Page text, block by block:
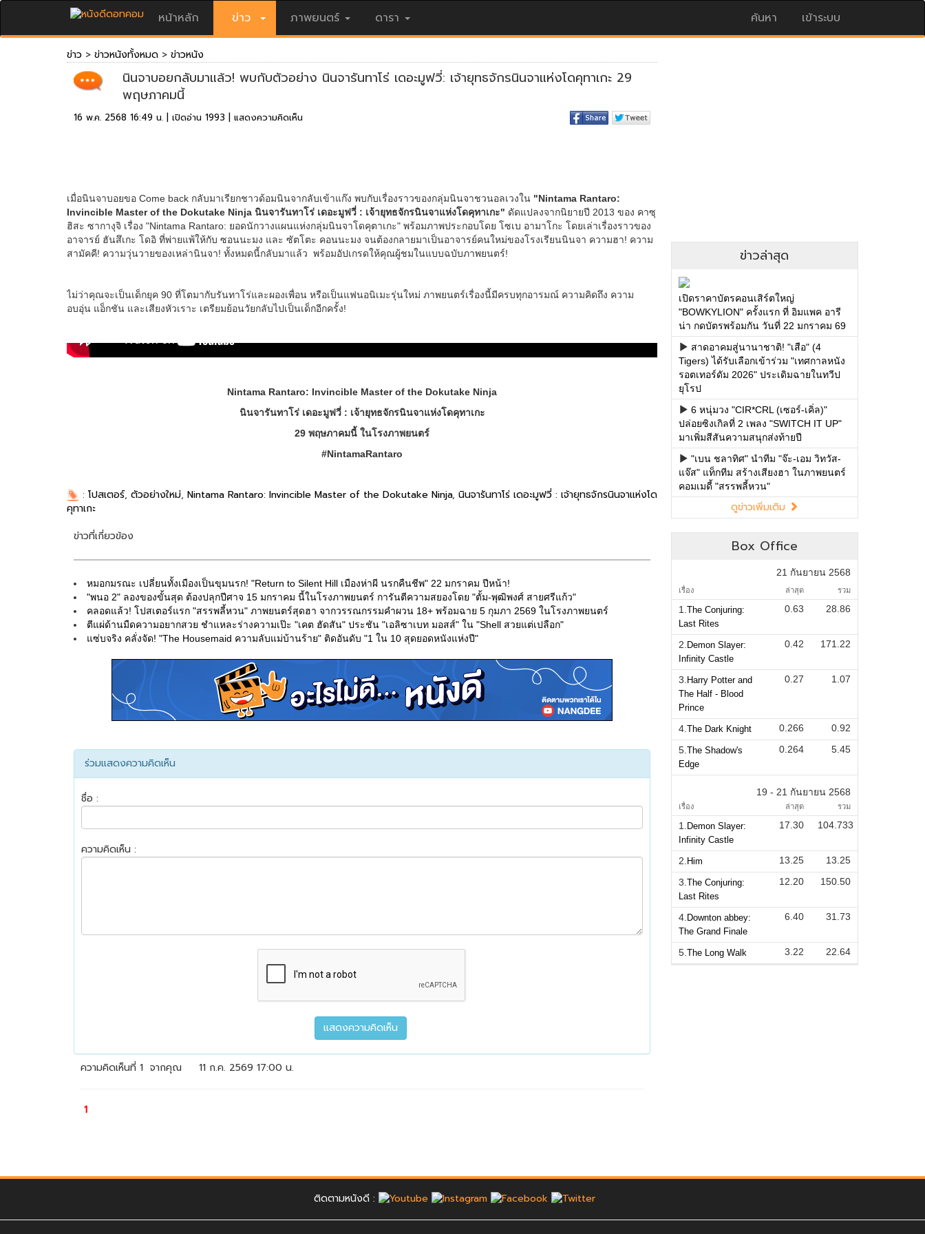
หน้าหลัก ข่าว ภาพยนตร์ ดารา ค้นหา เข้าระบบ
ข่าวล่าสุด
เปิดราคาบัตรคอนเสิร์ตใหญ่
"BOWKYLION" ครั้งแรก ที่ อิมแพค อารี
น่า กดบัตรพร้อมกัน วันที่ 22 มกราคม 69
สาดอาคมสู่นานาชาติ! "เสือ" (4
Tigers) ได้รับเลือกเข้าร่วม "เทศกาลหนัง
รอตเทอร์ดัม 2026" ประเดิมฉายในทวีป
ยุโรป
6 หนุ่มวง "CIR*CRL (เซอร์-เคิ่ล)"
ปล่อยซิงเกิลที่ 2 เพลง "SWITCH IT UP"
มาเพิ่มสีสันความสนุกส่งท้ายปี
"เบน ชลาทิศ" นำทีม "จ๊ะ-เอม วิทวัส-
แจ๊ส" แท็กทีม สร้างเสียงฮา ในภาพยนตร์
คอมเมดี้ "สรรพลี้หวน"
ดูข่าวเพิ่มเติม
Box Office
21 กันยายน 2568
เรื่อง ล่าสุด รวม
1. The Conjuring:
Last Rites
0.63 28.86
2. Demon Slayer:
Infinity Castle
0.42 171.22
3. Harry Potter and
The Half - Blood
Prince
0.27 1.07
4. The Dark Knight 0.266
0.92
5. The Shadow's
Edge
0.264 5.45
19 - 21 กันยายน 2568
เรื่อง ล่าสุด รวม
1. Demon Slayer:
Infinity Castle
17.30 104.733
2. Him 13.25
13.25
3. The Conjuring:
Last Rites
12.20 150.50
4. Downton abbey:
The Grand Finale
6.40 31.73
5. The Long Walk 3.22 22.64
ติดตามหนังดี :